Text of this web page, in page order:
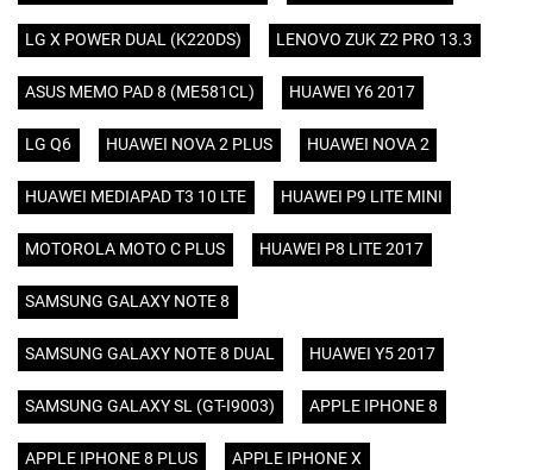
LG X POWER DUAL (K220DS) LENOVO ZUK Z2 PRO 13.3
ASUS MEMO PAD 8 (ME581CL) HUAWEI Y6 2017
LG Q6 HUAWEI NOVA 2 PLUS HUAWEI NOVA 2
HUAWEI MEDIAPAD T3 10 LTE HUAWEI P9 LITE MINI
MOTOROLA MOTO C PLUS HUAWEI P8 LITE 2017
SAMSUNG GALAXY NOTE 8
SAMSUNG GALAXY NOTE 8 DUAL HUAWEI Y5 2017
SAMSUNG GALAXY SL (GT-I9003) APPLE IPHONE 8
APPLE IPHONE 8 PLUS APPLE IPHONE X